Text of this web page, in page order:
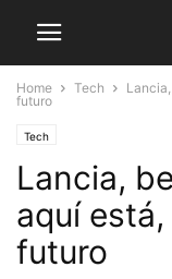
Home Tech
futuro
Tech
Lancia,
aquí
futuro